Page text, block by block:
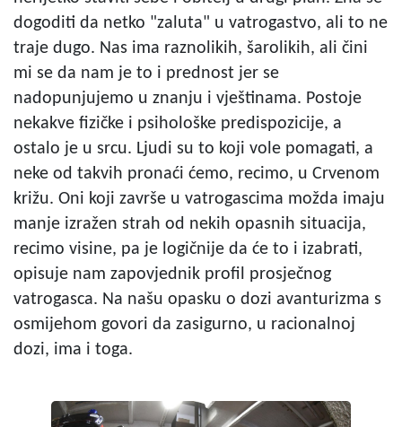
dogoditi da netko "zaluta" u vatrogastvo, ali to ne
traje dugo. Nas ima raznolikih, šarolikih, ali čini
mi se da nam je to i prednost jer se
nadopunjujemo u znanju i vještinama. Postoje
nekakve fizičke i psihološke predispozicije, a
ostalo je u srcu. Ljudi su to koji vole pomagati, a
neke od takvih pronaći ćemo, recimo, u Crvenom
križu. Oni koji završe u vatrogascima možda imaju
manje izražen strah od nekih opasnih situacija,
recimo visine, pa je logičnije da će to i izabrati,
opisuje nam zapovjednik profil prosječnog
vatrogasca. Na našu opasku o dozi avanturizma s
osmijehom govori da zasigurno, u racionalnoj
dozi, ima i toga.